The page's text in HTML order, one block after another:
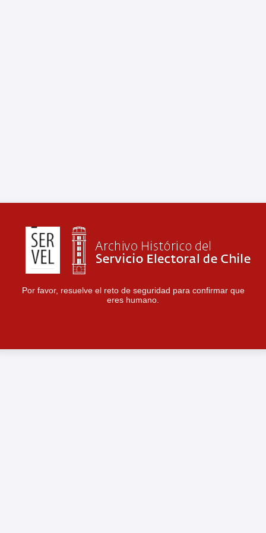
Por favor, resuelve el reto de seguridad para confirmar que
eres humano.